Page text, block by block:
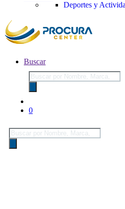
Deportes y
Buscar
Búsqueda
de
productos
0
Búsqueda
de
productos